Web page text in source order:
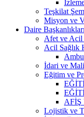
Teşkilat
Misyon ve
Daire Başkanlıkları
Afet ve Acil
Acil Sağlık
İdari ve
Eğitim ve
AFİŞ
Lojistik ve